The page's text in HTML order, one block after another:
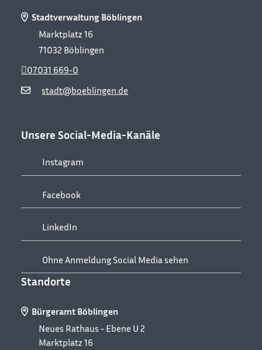
Stadtverwaltung Böblingen
Marktplatz 16
71032 Böblingen
stadt@boeblingen.de
07031 669-0
Unsere Social-Media-Kanäle
Instagram
Facebook
LinkedIn
Ohne Anmeldung Social Media sehen
Standorte
Bürgeramt Böblingen
Neues Rathaus - Ebene U 2
Marktplatz 16